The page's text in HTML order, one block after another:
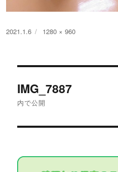
投
2021.1.6
フ
1280 × 960
稿
ゲ
IMG_7887
内で公開